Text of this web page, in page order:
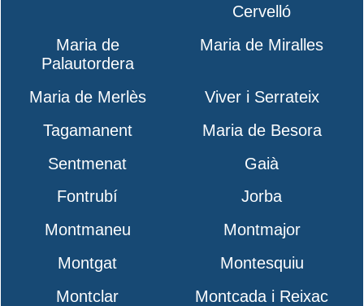
Cervelló
Maria de
Palautordera
Maria de Miralles
Maria de Merlès
Viver i Serrateix
Tagamanent
Maria de Besora
Sentmenat
Gaià
Fontrubí
Jorba
Montmaneu
Montmajor
Montgat
Montesquiu
Montclar
Montcada i Reixac